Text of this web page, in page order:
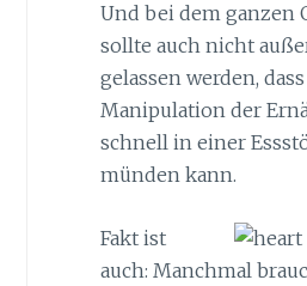
Und bei dem ganzen
sollte auch nicht
gelassen werden,
Manipulation der
schnell in einer
münden kann.
Fakt ist
auch: Manchmal